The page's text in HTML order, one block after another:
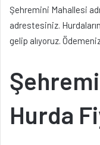
Şehremini Mahallesi
adrestesiniz.
gelip alıyoruz.
Hurda